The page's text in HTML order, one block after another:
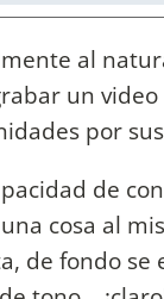
al
un
por
de
cosa al
de fondo se